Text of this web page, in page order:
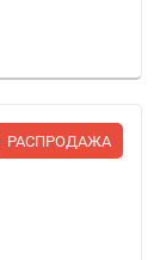
РАСПРОДАЖА